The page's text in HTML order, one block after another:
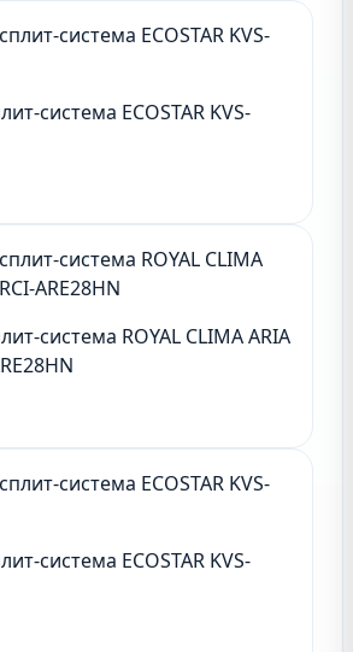
система ECOSTAR KVS-
система ROYAL CLIMA ARIA
система ECOSTAR KVS-